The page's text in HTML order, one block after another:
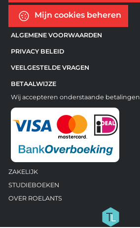
Mijn cookies beheren
ALGEMENE VOORWAARDEN
PRIVACY BELEID
VEELGESTELDE VRAGEN
BETAALWIJZE
Wij accepteren onderstaande betalingen
ZAKELIJK
STUDIEBOEKEN
OVER ROELANTS